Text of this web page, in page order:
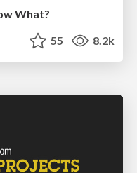
What?
55 8.2k